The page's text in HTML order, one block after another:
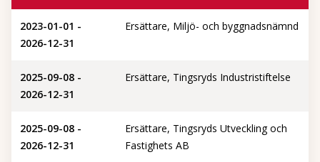
2023-01-01 -
2026-12-31
Ersättare, Miljö- och byggnadsnämnd
2025-09-08 -
2026-12-31
Ersättare, Tingsryds Industristiftelse
2025-09-08 -
2026-12-31
Ersättare, Tingsryds Utveckling och
Fastighets AB